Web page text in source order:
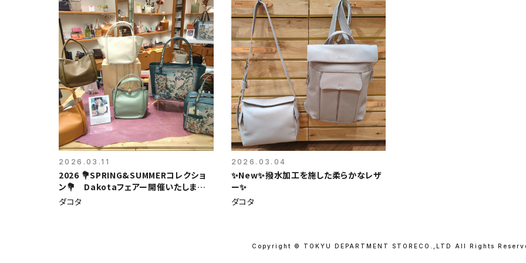
2026.03.11
2026 💐SPRING&SUMMERコレクショ
ン💐 Dakotaフェアー開催いたします
💐
ダコタ
2026.03.04
✨New✨撥水加工を施した柔らかなレザ
ー✨
ダコタ
Copyright © TOKYU DEPARTMENT STORE CO.,LTD All Rights